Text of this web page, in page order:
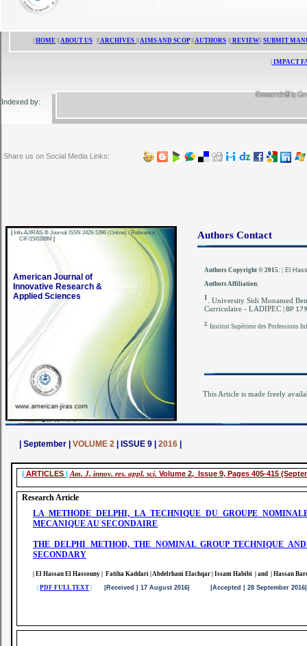
This Article is made freely
Authors Copyright © 2015:
El
Authors Affiliation:
1
. University Sidi Monamed
Curriculaire - LADIPEC | BP
2 Institut Supérieur des Professions
Authors Contact
American Journal of
Innovative Research &
Applied Sciences
Share us on Social Media Links:
ResearchBib,
Indexed by:
HOME ABOUT US ARCHIVES AIMS AND SCOP|| AUTHORS REVIEW SUBMIT
IMPACT
| ARTICLES | Am. J. innov. res. appl. sci. Volume 2, Issue 9, Pages 405-415
Research Article
| September | VOLUME 2 | ISSUE 9 | 2016
Info-AJIRAS-® Journal ISSN 2429-5396 (Online) / Reference
CIF/15/0289M
LA METHODE DELPHI, LA TECHNIQUE DU GROUPE
MECANIQUE AU SECONDAIRE
THE DELPHI METHOD, THE NOMINAL GROUP TECHNIQUE
SECONDARY
| El Hassan El Hassouny | Fatiha Kaddari | Abdelrhani Elachqar | Issam Habibi | and | Hassan
PDF FULL TEXT |Received | 17 August 2016| |Accepted | 28 September